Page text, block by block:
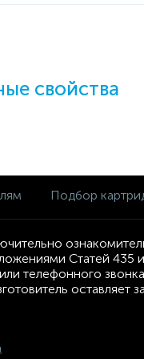
свойства
Подбор
Статей
телефонного